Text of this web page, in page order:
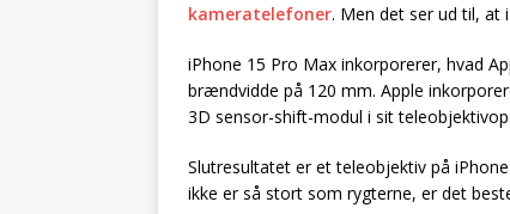
kameratelefoner. Men det ser ud til, at
iPhone 15 Pro Max inkorporerer, hvad
brændvidde på 120 mm. Apple
3D sensor-shift-modul i sit
Slutresultatet er et teleobjektiv på
ikke er så stort som rygterne, er det